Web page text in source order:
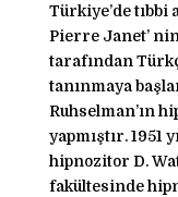
Türkiye’de tıbbi
Pierre Janet’
tarafından
tanınmaya
Ruhselman’ın
yapmıştır. 1951
hipnozitor D.
fakültesinde